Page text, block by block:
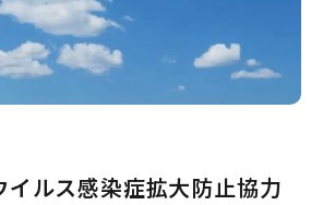
イルス感染症拡大防止協力